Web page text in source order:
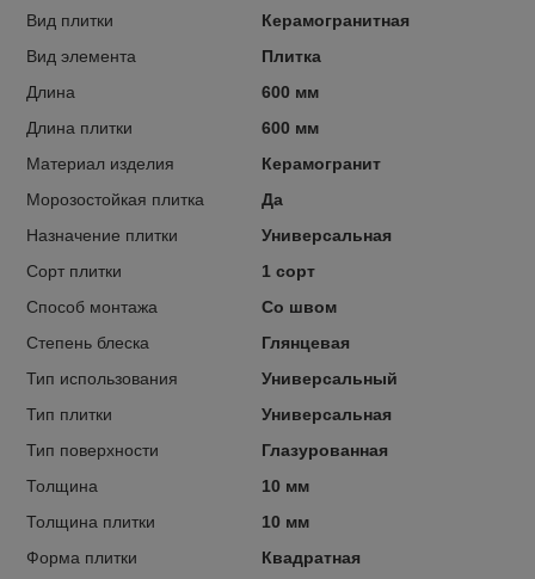
Вид плитки
Керамогранитная
Вид элемента
Плитка
Длина
600 мм
Длина плитки
600 мм
Материал изделия
Керамогранит
Морозостойкая плитка
Да
Назначение плитки
Универсальная
Сорт плитки
1 сорт
Способ монтажа
Со швом
Степень блеска
Глянцевая
Тип использования
Универсальный
Тип плитки
Универсальная
Тип поверхности
Глазурованная
Толщина
10 мм
Толщина плитки
10 мм
Форма плитки
Квадратная